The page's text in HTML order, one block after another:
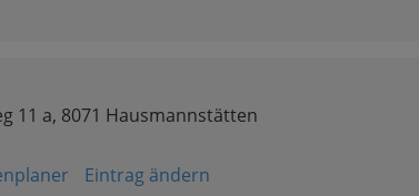
11 a, 8071 Hausmannstätten
Eintrag ändern